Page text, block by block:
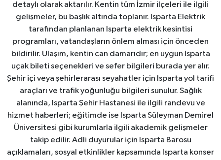
detaylı olarak aktarılır. Kentin tüm İzmir ilçeleri ile ilgili
gelişmeler, bu başlık altında toplanır. Isparta Elektrik
tarafından planlanan Isparta elektrik kesintisi
programları, vatandaşların önlem alması için önceden
bildirilir. Ulaşım, kentin can damarıdır; en uygun Isparta
uçak bileti seçenekleri ve sefer bilgileri burada yer alır.
Şehir içi veya şehirlerarası seyahatler için Isparta yol tarifi
araçları ve trafik yoğunluğu bilgileri sunulur. Sağlık
alanında, Isparta Şehir Hastanesi ile ilgili randevu ve
hizmet haberleri; eğitimde ise Isparta Süleyman Demirel
Üniversitesi gibi kurumlarla ilgili akademik gelişmeler
takip edilir. Adli duyurular için Isparta Barosu
açıklamaları, sosyal etkinlikler kapsamında Isparta konser